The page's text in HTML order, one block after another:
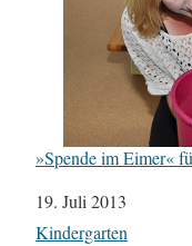
»Spende im Eimer«
Datum
19. Juli 2013
In Bezug auf
Kindergarten